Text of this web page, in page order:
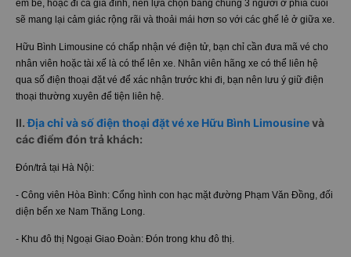
em bé, hoặc đi cả gia đình, nên lựa chọn băng chung 3 người ở phía cuối
sẽ mang lại cảm giác rộng rãi và thoải mái hơn so với các ghế lẻ ở giữa xe.
Hữu Bình Limousine có chấp nhận vé điện tử, bạn chỉ cần đưa mã vé cho
nhân viên hoặc tài xế là có thể lên xe. Nhân viên hãng xe có thể liên hệ
qua số điện thoại đặt vé để xác nhận trước khi đi, bạn nên lưu ý giữ điện
thoại thường xuyên để tiện liên hệ.
II.Địa chỉ và số điện thoại đặt vé xe Hữu Bình Limousinevà
các điểm đón trả khách:
Đón/trả tại Hà Nội:
- Công viên Hòa Bình: Cổng hình con hạc mặt đường Phạm Văn Đồng, đối
diện bến xe Nam Thăng Long.
- Khu đô thị Ngoại Giao Đoàn: Đón trong khu đô thị.